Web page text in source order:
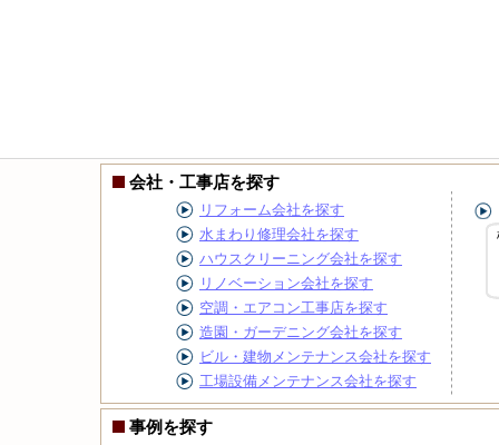
会社・工事店を探す
リフォーム会社を探す
水まわり修理会社を探す
ハウスクリーニング会社を探す
リノベーション会社を探す
空調・エアコン工事店を探す
造園・ガーデニング会社を探す
ビル・建物メンテナンス会社を探す
工場設備メンテナンス会社を探す
事例を探す